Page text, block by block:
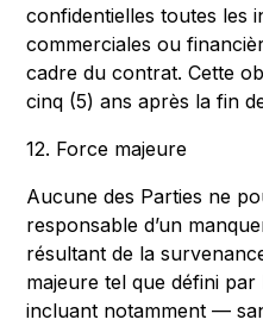
confidentielles toutes les
commerciales ou
cadre du contrat. Cette
cinq (5) ans après la fin
12. Force majeure
Aucune des Parties ne
responsable d’un
résultant de la
majeure tel que défini
incluant notamment —